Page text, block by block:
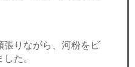
りながら、河粉をビ
た。